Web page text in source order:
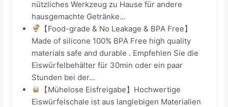
nützliches Werkzeug zu Hause für andere
hausgemachte Getränke...
【Food-grade & No Leakage & BPA Free】
Made of silicone 100% BPA Free high quality
materials safe and durable . Empfehlen Sie die
Eiswürfelbehälter für 30min oder ein paar
Stunden bei der...
【Mühelose Eisfreigabe】Hochwertige
Eiswürfelschale ist aus langlebigen Materialien